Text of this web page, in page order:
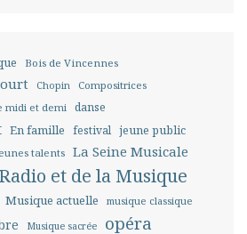
Bois de Vincennes
Chopin Compositrices
midi et demi danse
En famille festival jeune public
talents La Seine Musicale
et de la Musique
Musique actuelle musique classique
Musique sacrée opéra